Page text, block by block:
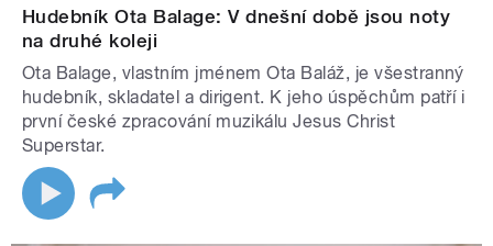
Hudebník Ota Balage: V dnešní době jsou noty
na druhé koleji
Ota Balage, vlastním jménem Ota Baláž, je všestranný
hudebník, skladatel a dirigent. K jeho úspěchům patří i
první české zpracování muzikálu Jesus Christ
Superstar.